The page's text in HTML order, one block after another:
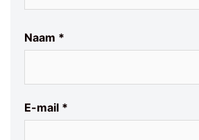
Naam *
E-mail *